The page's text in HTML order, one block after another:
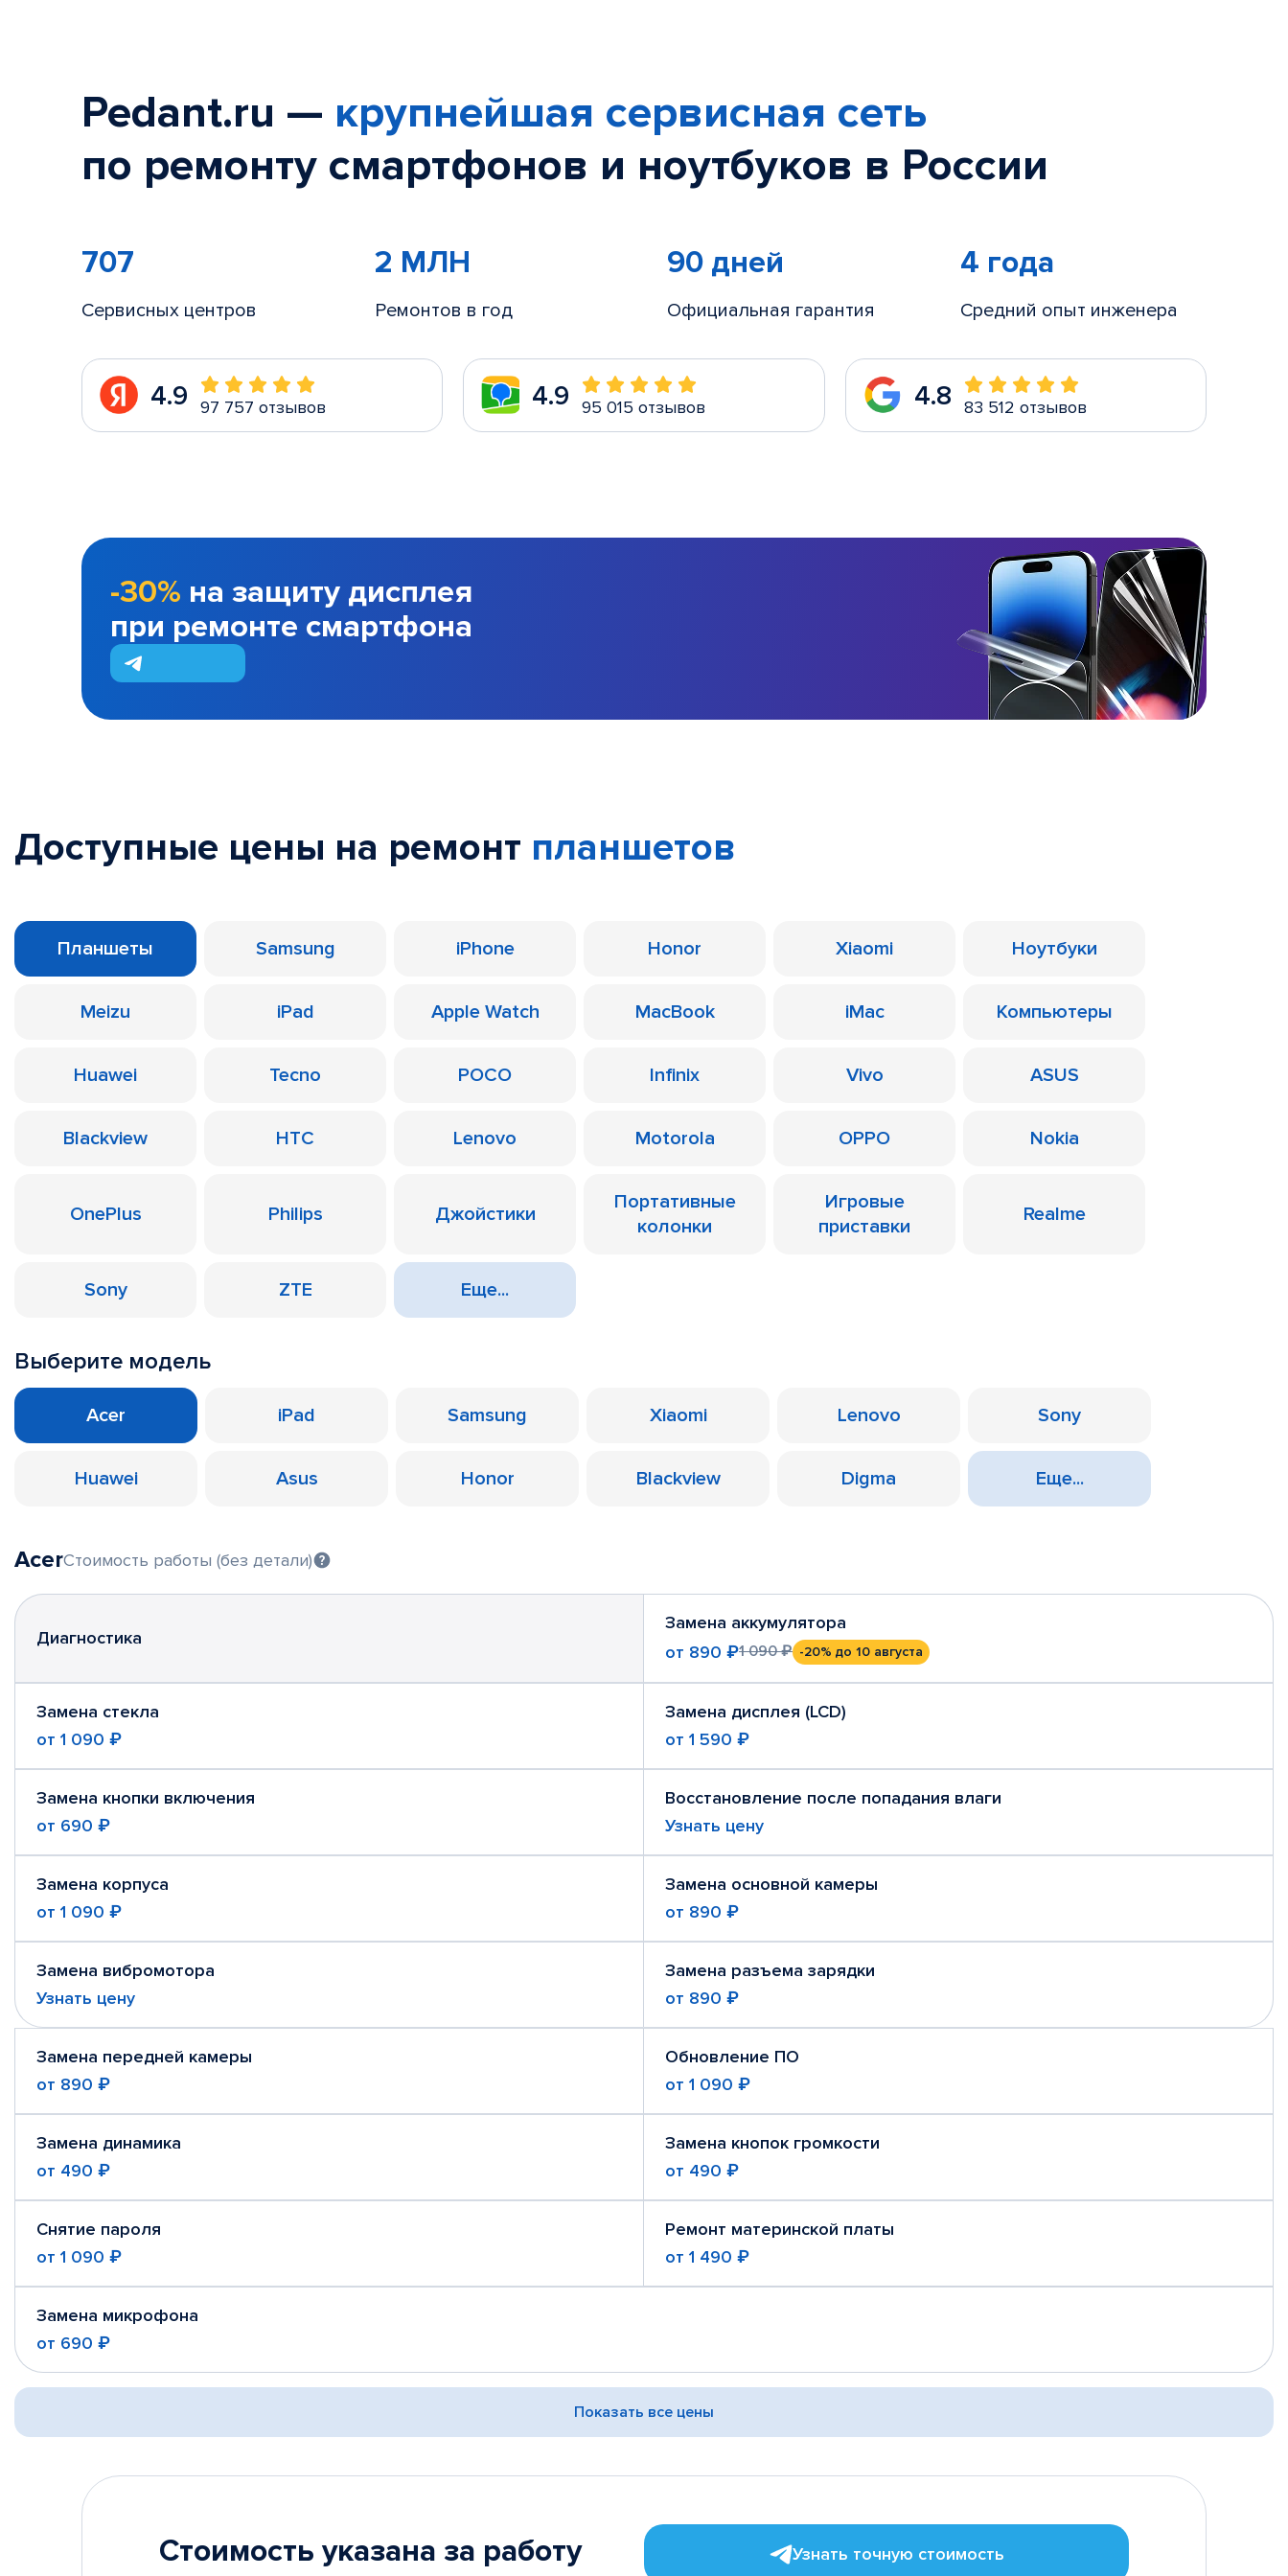
Pedant.ru — крупнейшая сервисная сеть
по ремонту смартфонов и ноутбуков в России
707
Сервисных центров
2 МЛН
Ремонтов в год
90 дней
Официальная гарантия
4 года
Средний опыт инженера
4.9 97 757 отзывов 4.9 95 015 отзывов 4.8 83 512 отзывов
-30% на защиту дисплея
при ремонте смартфона
Доступные цены на ремонт планшетов
Планшеты Samsung iPhone Honor Xiaomi Ноутбуки
Meizu iPad Apple Watch MacBook iMac Компьютеры
Huawei Tecno POCO Infinix Vivo ASUS
Blackview HTC Lenovo Motorola OPPO Nokia
OnePlus Philips Джойстики
Портативные
колонки
Игровые
приставки
Realme
Sony ZTE Еще...
Выберите модель
Acer iPad Samsung Xiaomi Lenovo Sony
Huawei Asus Honor Blackview Digma Еще...
AcerСтоимость работы (без детали)
Диагностика
Замена аккумулятора
от 890 ₽1 090 ₽ -20% до 10 августа
Замена стекла
от 1 090 ₽
Замена дисплея (LCD)
от 1 590 ₽
Замена кнопки включения
от 690 ₽
Восстановление после попадания влаги
Узнать цену
Замена корпуса
от 1 090 ₽
Замена основной камеры
от 890 ₽
Замена вибромотора
Узнать цену
Замена разъема зарядки
от 890 ₽
Замена передней камеры
от 890 ₽
Обновление ПО
от 1 090 ₽
Замена динамика
от 490 ₽
Замена кнопок громкости
от 490 ₽
Снятие пароля
от 1 090 ₽
Ремонт материнской платы
от 1 490 ₽
Замена микрофона
от 690 ₽
Показать все цены
Стоимость указана за работу Узнать точную стоимость